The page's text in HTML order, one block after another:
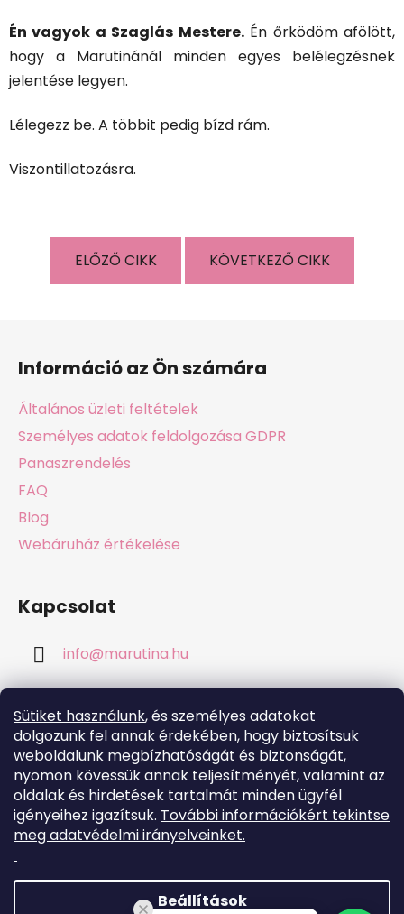
Sütiket használunk, és személyes adatokat
dolgozunk fel annak érdekében, hogy biztosítsuk
weboldalunk megbízhatóságát és biztonságát,
nyomon kövessük annak teljesítményét, valamint az
oldalak és hirdetések tartalmát minden ügyfél
igényeihez igazítsuk. További információkért tekintse
meg adatvédelmi irányelveinket.
Beállítások
Én vagyok a Szaglás Mestere.Én őrködöm afölött,
hogy a Marutinánál minden egyes belélegzésnek
jelentése legyen.
Lélegezz be. A többit pedig bízd rám.
Viszontillatozásra.
ELŐZŐ CIKK KÖVETKEZŐ CIKK
Információ az Ön számára
Általános üzleti feltételek
Személyes adatok feldolgozása GDPR
Panaszrendelés
FAQ
Blog
Webáruház értékelése
Kapcsolat
info@marutina.hu
Online fizetési lehetőséget biztosítunk